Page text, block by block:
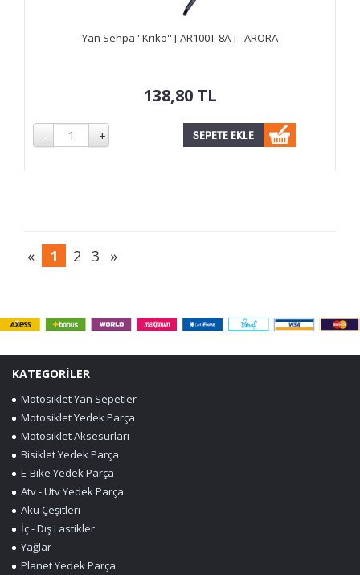
Yan Sehpa ''Kriko'' [ AR100T-8A ] - ARORA
138,80 TL
« 1 2 3 »
KATEGORİLER
Motosiklet Yan Sepetler
Motosiklet Yedek Parça
Motosiklet Aksesurları
Bisiklet Yedek Parça
E-Bike Yedek Parça
Atv - Utv Yedek Parça
Akü Çeşitleri
İç - Dış Lastikler
Yağlar
Planet Yedek Parça